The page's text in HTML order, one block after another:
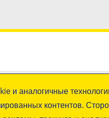
и аналогичные
контентов.
Следите за